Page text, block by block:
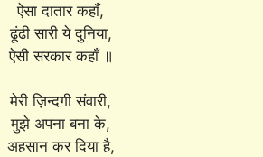
ऐसा दातार कहाँ,
ढूंढी सारी ये दुनिया,
ऐसी सरकार कहाँ ॥
मेरी ज़िन्दगी संवारी,
मुझे अपना बना के,
अहसान कर दिया है,